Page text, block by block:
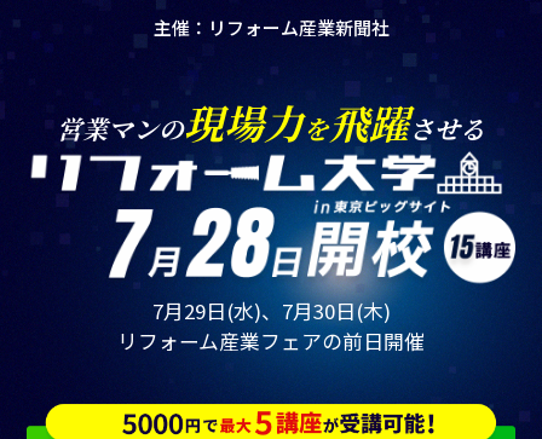
主催：リフォーム産業新聞社
営業マンの現場力を飛躍させる
7月29日(水)、7月30日(木)
リフォーム産業フェアの前日開催